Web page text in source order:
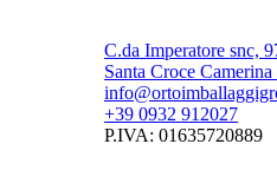
C.da Imperatore snc,
Santa Croce
+39 0932 912027
P.IVA: 01635720889